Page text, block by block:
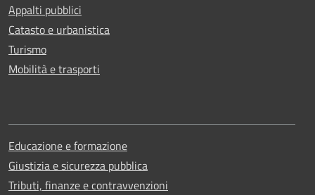
Appalti pubblici
Catasto e urbanistica
Turismo
Mobilità e trasporti
Educazione e formazione
Giustizia e sicurezza pubblica
Tributi, finanze e contravvenzioni